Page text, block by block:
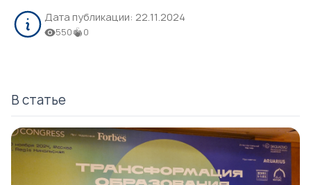
Дата публикации: 22.11.2024
550 0
В статье